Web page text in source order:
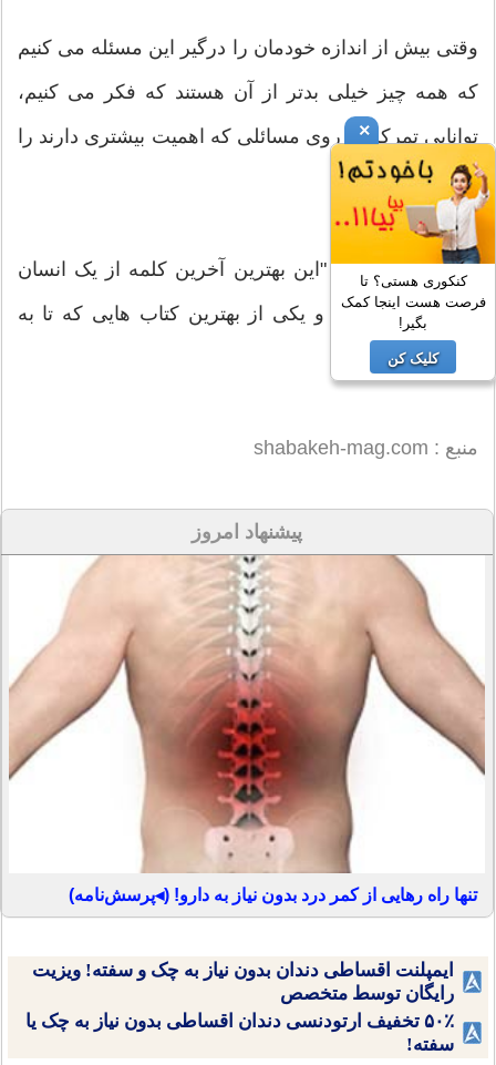
وقتی بیش از اندازه خودمان را درگیر این مسئله می کنیم
که همه چیز خیلی بدتر از آن هستند که فکر می کنیم،
توانایی تمرکز بر روی مسائلی که اهمیت بیشتری دارند را
از دست می دهیم.
گیتس می نویسد: "این بهترین آخرین کلمه از یک انسان
فوق العاده است. و یکی از بهترین کتاب هایی که تا به
حال خوانده ام."
منبع : shabakeh-mag.com
پیشنهاد امروز
تنها راه رهایی از کمر درد بدون نیاز به دارو! (◂پرسش‌نامه)
ایمپلنت اقساطی دندان بدون نیاز به چک و سفته! ویزیت
رایگان توسط متخصص
۵۰٪ تخفیف ارتودنسی دندان اقساطی بدون نیاز به چک یا
سفته!
×
کنکوری هستی؟ تا
فرصت هست اینجا کمک
بگیر!
کلیک کن